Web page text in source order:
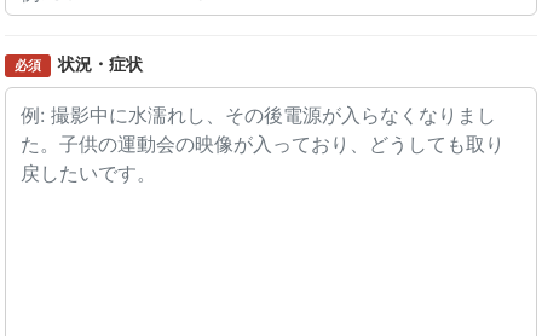
必須 状況・症状